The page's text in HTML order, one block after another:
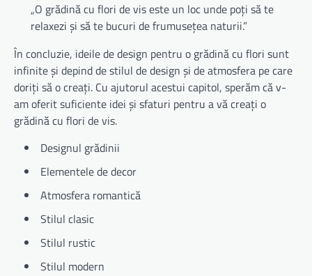
„O grădină cu flori de vis este un loc unde poți să te
relaxezi și să te bucuri de frumusețea naturii.”
În concluzie, ideile de design pentru o grădină cu flori sunt
infinite și depind de stilul de design și de atmosfera pe care
doriți să o creați. Cu ajutorul acestui capitol, sperăm că v-
am oferit suficiente idei și sfaturi pentru a vă creați o
grădină cu flori de vis.
Designul grădinii
Elementele de decor
Atmosfera romantică
Stilul clasic
Stilul rustic
Stilul modern